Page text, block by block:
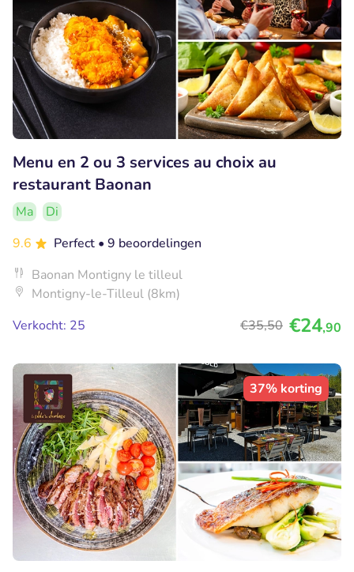
Menu en 2 ou 3 services au choix au
restaurant Baonan
Ma
Di
9.6
Perfect • 9 beoordelingen
Baonan Montigny le tilleul
Montigny-le-Tilleul (8km)
Verkocht: 25
€35,50 €24,90
37% korting